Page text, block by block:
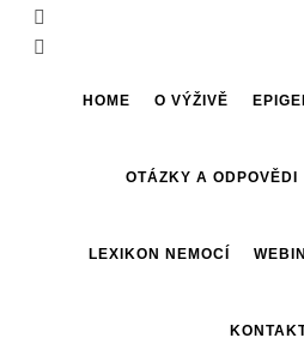
HOME O VÝŽIVĚ
OTÁZKY A ODPOVĚDI
LEXIKON NEMOCÍ